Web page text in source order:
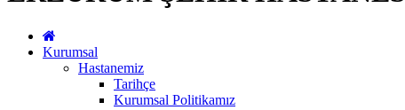
Kurumsal
Hastanemiz
Tarihçe
Kurumsal Politikamız